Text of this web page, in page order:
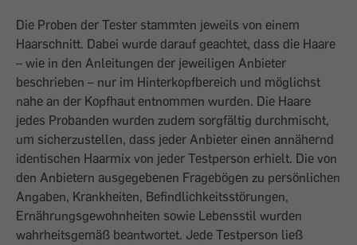
Die Proben der Tester stammten jeweils von einem
Haarschnitt. Dabei wurde da­rauf geachtet, dass die Haare
– wie in den Anleitungen der jeweiligen Anbieter
beschrieben – nur im Hinterkopfbereich und möglichst
nahe an der Kopfhaut entnommen wurden. Die Haare
jedes Probanden wurden zudem sorgfältig durchmischt,
um sicherzustellen, dass jeder Anbieter einen annähernd
identischen Haarmix von jeder Testperson erhielt. Die von
den Anbietern ausgegebenen Fragebögen zu persönlichen
Angaben, Krankheiten, Befindlichkeitsstörungen,
Ernährungsgewohnheiten sowie Lebensstil wurden
wahrheitsgemäß beantwortet. Jede Testperson ließ